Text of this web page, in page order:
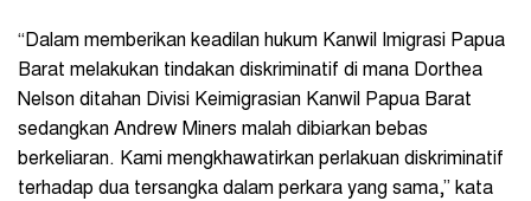
“Dalam memberikan keadilan hukum Kanwil Imigrasi Papua
Barat melakukan tindakan diskriminatif di mana Dorthea
Nelson ditahan Divisi Keimigrasian Kanwil Papua Barat
sedangkan Andrew Miners malah dibiarkan bebas
berkeliaran. Kami mengkhawatirkan perlakuan diskriminatif
terhadap dua tersangka dalam perkara yang sama,” kata